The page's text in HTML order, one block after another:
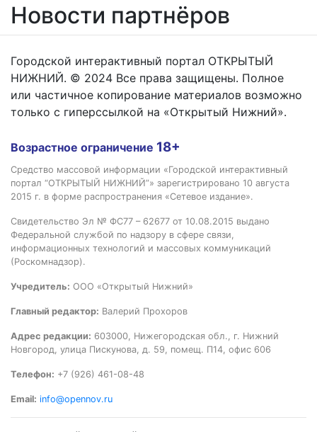
Новости партнёров
Городской интерактивный портал ОТКРЫТЫЙ
НИЖНИЙ. © 2024 Все права защищены. Полное
или частичное копирование материалов возможно
только с гиперссылкой на «Открытый Нижний».
Возрастное ограничение 18+
Средство массовой информации «Городской интерактивный
портал “ОТКРЫТЫЙ НИЖНИЙ”» зарегистрировано 10 августа
2015 г. в форме распространения «Сетевое издание».
Свидетельство Эл № ФС77 – 62677 от 10.08.2015 выдано
Федеральной службой по надзору в сфере связи,
информационных технологий и массовых коммуникаций
(Роскомнадзор).
Учредитель: ООО «Открытый Нижний»
Главный редактор: Валерий Прохоров
Адрес редакции: 603000, Нижегородская обл., г. Нижний
Новгород, улица Пискунова, д. 59, помещ. П14, офис 606
Телефон: +7 (926) 461-08-48
Email: info@opennov.ru